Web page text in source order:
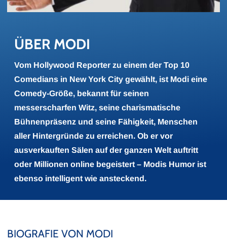
ÜBER MODI
Vom Hollywood Reporter zu einem der Top 10
Comedians in New York City gewählt, ist Modi eine
Comedy-Größe, bekannt für seinen
messerscharfen Witz, seine charismatische
Bühnenpräsenz und seine Fähigkeit, Menschen
aller Hintergründe zu erreichen. Ob er vor
ausverkauften Sälen auf der ganzen Welt auftritt
oder Millionen online begeistert – Modis Humor ist
ebenso intelligent wie ansteckend.
BIOGRAFIE VON MODI